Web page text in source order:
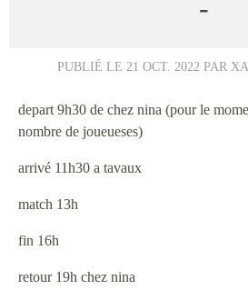
-
PUBLIÉ LE 21 OCT. 2022 PAR
depart 9h30 de chez nina (pour le
nombre de joueueses)
arrivé 11h30 a tavaux
match 13h
fin 16h
retour 19h chez nina